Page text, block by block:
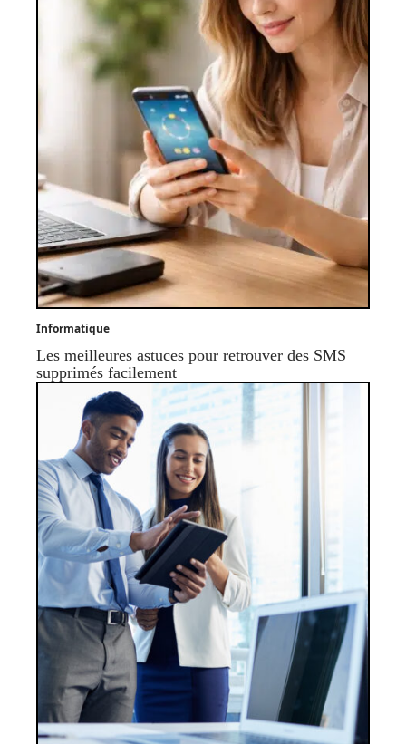
Informatique
Les meilleures astuces pour retrouver des SMS
supprimés facilement